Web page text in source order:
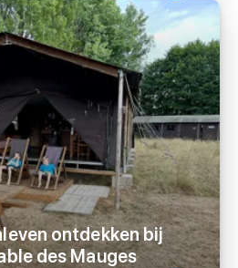
ontdekken bij
des Mauges